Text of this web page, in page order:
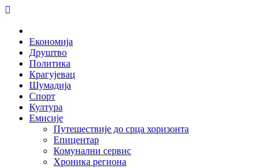
Skip
content
Економија
Друштво
Политика
Крагујевац
Шумадија
Спорт
Култура
Емисије
Путешествије до срца хоризонта
Епицентар
Комунални сервис
Хроника региона